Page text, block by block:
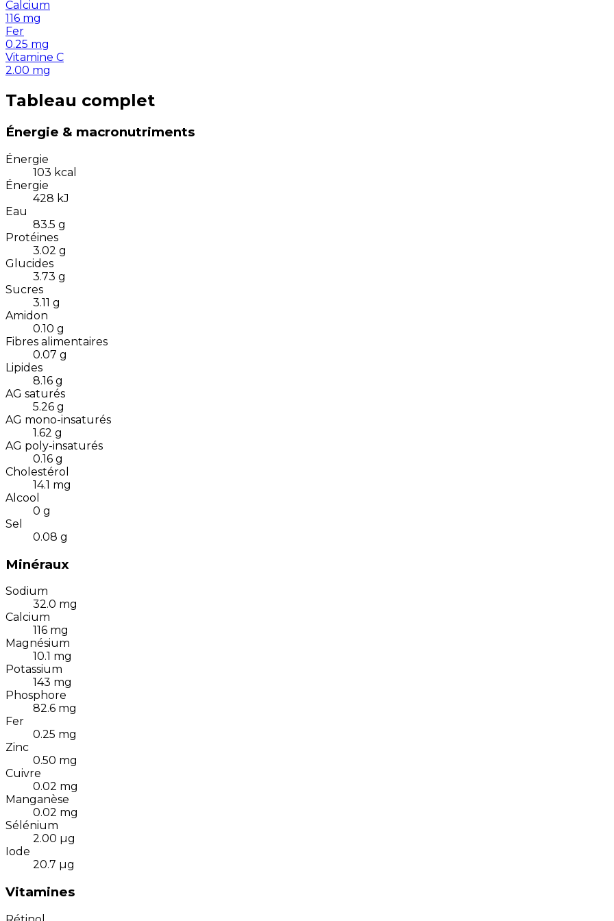
Calcium
116 mg
Fer
0.25 mg
Vitamine C
2.00 mg
Tableau complet
Énergie & macronutriments
Énergie
103 kcal
Énergie
428 kJ
Eau
83.5 g
Protéines
3.02 g
Glucides
3.73 g
Sucres
3.11 g
Amidon
0.10 g
Fibres alimentaires
0.07 g
Lipides
8.16 g
AG saturés
5.26 g
AG mono-insaturés
1.62 g
AG poly-insaturés
0.16 g
Cholestérol
14.1 mg
Alcool
0 g
Sel
0.08 g
Minéraux
Sodium
32.0 mg
Calcium
116 mg
Magnésium
10.1 mg
Potassium
143 mg
Phosphore
82.6 mg
Fer
0.25 mg
Zinc
0.50 mg
Cuivre
0.02 mg
Manganèse
0.02 mg
Sélénium
2.00 µg
Iode
20.7 µg
Vitamines